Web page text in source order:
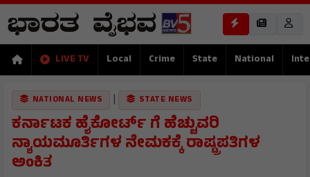
LIVE TV Local Crime State National
NATIONAL NEWS | STATE NEWS
ಕರ್ನಾಟಕ ಹೈಕೋರ್ಟ್ ಗೆ ಹೆಚ್ಚುವರಿ
ನ್ಯಾಯಮೂರ್ತಿಗಳ ನೇಮಕಕ್ಕೆ ರಾಷ್ಟ್ರಪತಿಗಳ
ಅಂಕಿತ